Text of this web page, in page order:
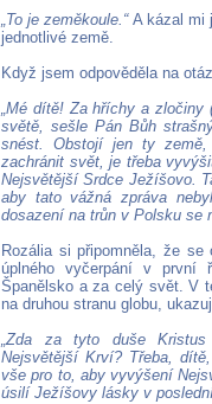
„To je zeměkoule.“A kázal mi
jednotlivé země.
Když jsem odpověděla na
„Mé dítě! Za hříchy a zločiny
světě, sešle Pán Bůh
snést. Obstojí jen ty
zachránit svět, je třeba
Nejsvětější Srdce Ježíšovo.
aby tato vážná zpráva
dosazení na trůn v Polsku se
Rozália si připomněla, že
úplného vyčerpání v první
Španělsko a za celý svět. V
na druhou stranu globu,
„Zda za tyto duše
Nejsvětější Krví? Třeba,
vše pro to, aby vyvýšení
úsilí Ježíšovy lásky v